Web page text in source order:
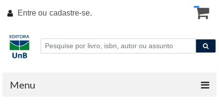
Entre ou cadastre-se.
Menu